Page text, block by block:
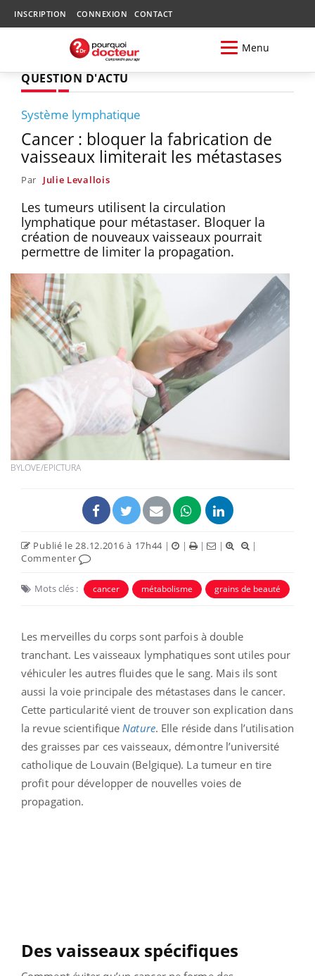
INSCRIPTION CONNEXION CONTACT
Menu
QUESTION D'ACTU
Système lymphatique
Cancer : bloquer la fabrication de
vaisseaux limiterait les métastases
Par Julie Levallois
Les tumeurs utilisent la circulation
lymphatique pour métastaser. Bloquer la
création de nouveaux vaisseaux pourrait
permettre de limiter la propagation.
BYLOVE/EPICTURA
Publié le 28.12.2016 à 17h44 | | | |
|
Commenter
Mots clés : cancer métabolisme grains de beauté
Les merveilles du corps sont parfois à double
tranchant. Les vaisseaux lymphatiques sont utiles pour
véhiculer les autres fluides que le sang. Mais ils sont
aussi la voie principale des métastases dans le cancer.
Cette particularité vient de trouver son explication dans
la revue scientifiqueNature. Elle réside dans l’utilisation
des graisses par ces vaisseaux, démontre l’université
catholique de Louvain (Belgique). La tumeur en tire
profit pour développer de nouvelles voies de
propagation.
Des vaisseaux spécifiques